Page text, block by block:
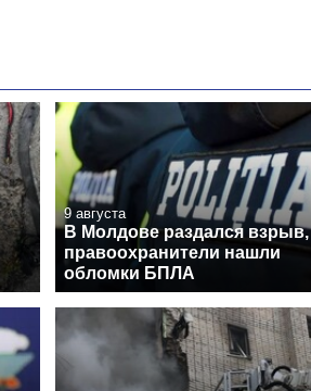
9 августа
В Молдове раздался взрыв,
правоохранители нашли
обломки БПЛА